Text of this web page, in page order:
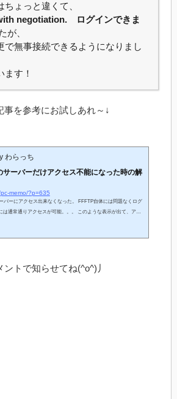
ょっと違くて、
negotiation. ログインできま
が、
で無事接続できるようになりまし
ます！
事を参考にお試しあれ～↓
わらっち
サーバーだけアクセス不能になった時の解
memo/?p=635
バーにアクセス出来なくなった。 FFFTP自体には問題なくログ
は通常通りアクセスが可能。。。 このような表示が出て、アク
トで知らせてね(^o^)丿